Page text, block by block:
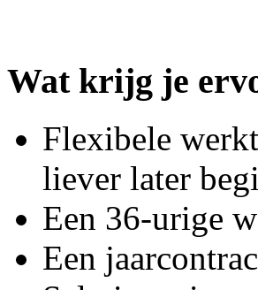
Wat krijg je
Flexibele
liever later
Een 36-urige
Een